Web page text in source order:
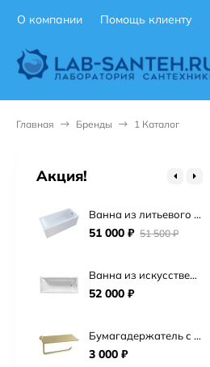
О компании Помощь клиенту
Главная Бренды 1 Каталог
Акция!
Ванна из литьевого мрамора Астра-Форм Нью-Форм 170х75 см.
51 000 ₽ 51 500₽
Ванна из искусственного камня Астра-Форм Нейт 170х70
52 000 ₽
Бумагадержатель с полочкой Vivi Felice FL 1039 ORO OPACO матовое золото
3 000 ₽